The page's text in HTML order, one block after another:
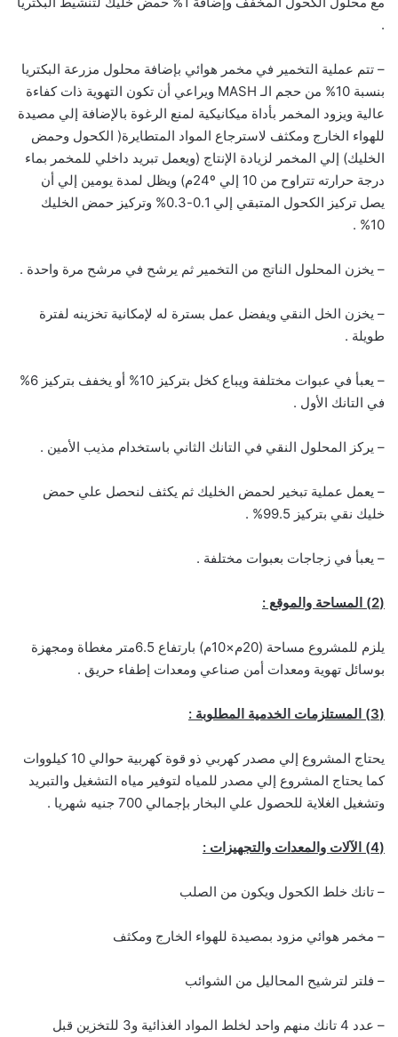
.
– تتم عملية التخمير في مخمر هوائي بإضافة محلول مزرعة البكتريا
بنسبة 10% من حجم الـ MASH ويراعي أن تكون التهوية ذات كفاءة
عالية ويزود المخمر بأداة ميكانيكية لمنع الرغوة بالإضافة إلي مصيدة
للهواء الخارج ومكثف لاسترجاع المواد المتطايرة( الكحول وحمض
الخليك) إلي المخمر لزيادة الإنتاج (ويعمل تبريد داخلي للمخمر بماء
درجة حرارته تتراوح من 10 إلي 24ºم) ويظل لمدة يومين إلي أن
يصل تركيز الكحول المتبقي إلي 0.1-0.3% وتركيز حمض الخليك
10% .
– يخزن المحلول الناتج من التخمير ثم يرشح في مرشح مرة واحدة .
– يخزن الخل النقي ويفضل عمل بسترة له لإمكانية تخزينه لفترة
طويلة .
– يعبأ في عبوات مختلفة ويباع كخل بتركيز 10% أو يخفف بتركيز 6%
في التانك الأول .
– يركز المحلول النقي في التانك الثاني باستخدام مذيب الأمين .
– يعمل عملية تبخير لحمض الخليك ثم يكثف لنحصل علي حمض
خليك نقي بتركيز 99.5% .
– يعبأ في زجاجات بعبوات مختلفة .
(2) المساحة والموقع :
يلزم للمشروع مساحة (20م×10م) بارتفاع 6.5متر مغطاة ومجهزة
بوسائل تهوية ومعدات أمن صناعي ومعدات إطفاء حريق .
(3) المستلزمات الخدمية المطلوبة :
يحتاج المشروع إلي مصدر كهربي ذو قوة كهربية حوالي 10 كيلووات
كما يحتاج المشروع إلي مصدر للمياه لتوفير مياه التشغيل والتبريد
وتشغيل الغلاية للحصول علي البخار بإجمالي 700 جنيه شهريا .
(4) الآلات والمعدات والتجهيزات :
– تانك خلط الكحول ويكون من الصلب
– مخمر هوائي مزود بمصيدة للهواء الخارج ومكثف
– فلتر لترشيح المحاليل من الشوائب
– عدد 4 تانك منهم واحد لخلط المواد الغذائية و3 للتخزين قبل